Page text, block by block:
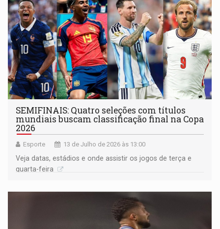
SEMIFINAIS: Quatro seleções com títulos
mundiais buscam classificação final na Copa
2026
Esporte 13 de Julho de 2026 às 13:00
Veja datas, estádios e onde assistir os jogos de terça e
quarta-feira